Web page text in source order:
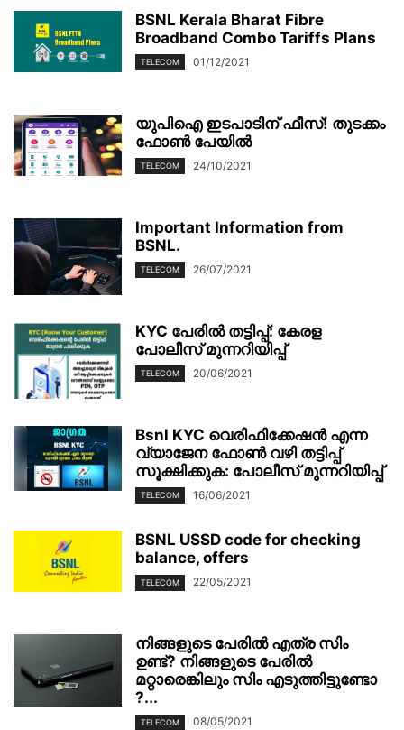
BSNL Kerala Bharat Fibre
Broadband Combo Tariffs Plans
TELECOM 01/12/2021
യുപിഐ ഇടപാടിന് ഫീസ്! തുടക്കം
ഫോൺ പേയിൽ
TELECOM 24/10/2021
Important Information from
BSNL.
TELECOM 26/07/2021
KYC പേരിൽ തട്ടിപ്പ്: കേരള
പോലീസ് മുന്നറിയിപ്പ്
TELECOM 20/06/2021
Bsnl KYC വെരിഫിക്കേഷൻ എന്ന
വ്യാജേന ഫോൺ വഴി തട്ടിപ്പ്
സൂക്ഷിക്കുക: പോലീസ് മുന്നറിയിപ്പ്
TELECOM 16/06/2021
BSNL USSD code for checking
balance, offers
TELECOM 22/05/2021
നിങ്ങളുടെ പേരിൽ എത്ര സിം
ഉണ്ട്? നിങ്ങളുടെ പേരിൽ
മറ്റാരെങ്കിലും സിം എടുത്തിട്ടുണ്ടോ
?...
TELECOM 08/05/2021